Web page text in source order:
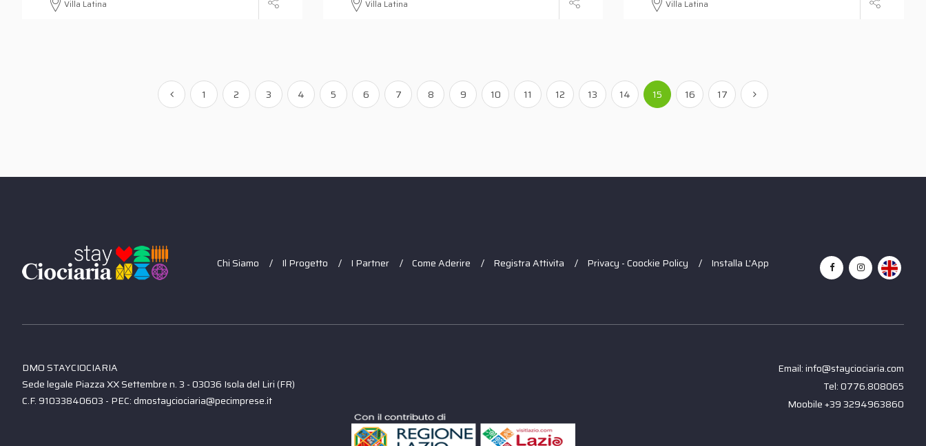
Villa Latina Villa Latina Villa Latina
1 2 3 4 5 6 7 8 9 10 11 12 13 14 15 16 17
Chi Siamo Il Progetto I Partner Come Aderire Registra Attivita Privacy - Coockie Policy Installa L'App
DMO STAYCIOCIARIA
Sede legale Piazza XX Settembre n. 3 - 03036 Isola del Liri (FR)
C.F. 91033840603 - PEC: dmostayciociaria@pecimprese.it
Email: info@stayciociaria.com
Tel: 0776.808065
Moobile +39 3294963860